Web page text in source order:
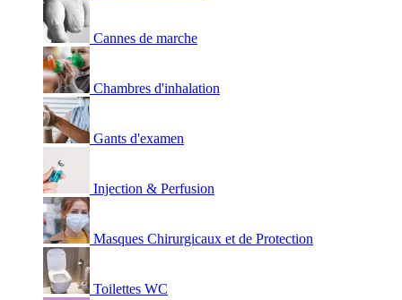
Cannes de marche
Chambres d'inhalation
Gants d'examen
Injection & Perfusion
Masques Chirurgicaux et de Protection
Toilettes WC